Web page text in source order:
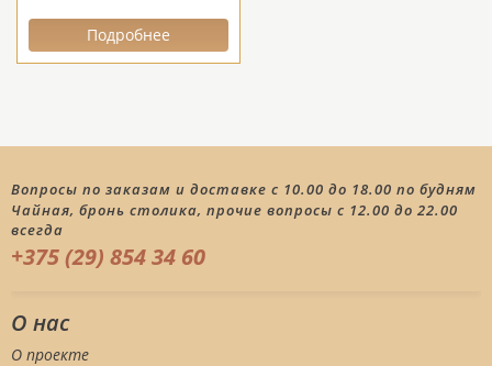
Подробнее
Вопросы по заказам и доставке с 10.00 до 18.00 по будням
Чайная, бронь столика, прочие вопросы с 12.00 до 22.00
всегда
+375 (29) 854 34 60
О нас
О проекте